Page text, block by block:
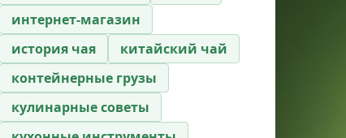
интернет-магазин
история чая
китайский чай
контейнерные грузы
кулинарные советы